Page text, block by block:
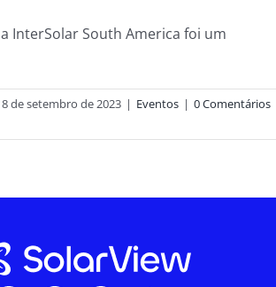
InterSolar South America foi um
8 de setembro de 2023 | Eventos | 0 Comentários